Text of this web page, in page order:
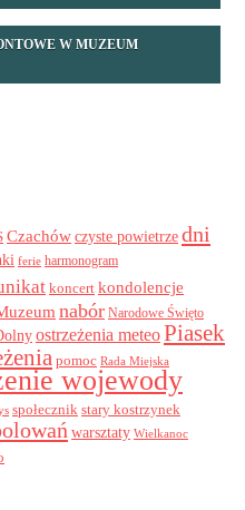
W MUZEUM
Czachówczyste powietrzedni
ferie harmonogram
koncert kondolencje
nabór Narodowe Święto
ostrzeżenia meteoPiasek
pomoc Rada Miejska
wojewody
społecznik stary kostrzynek
warsztaty Wielkanoc